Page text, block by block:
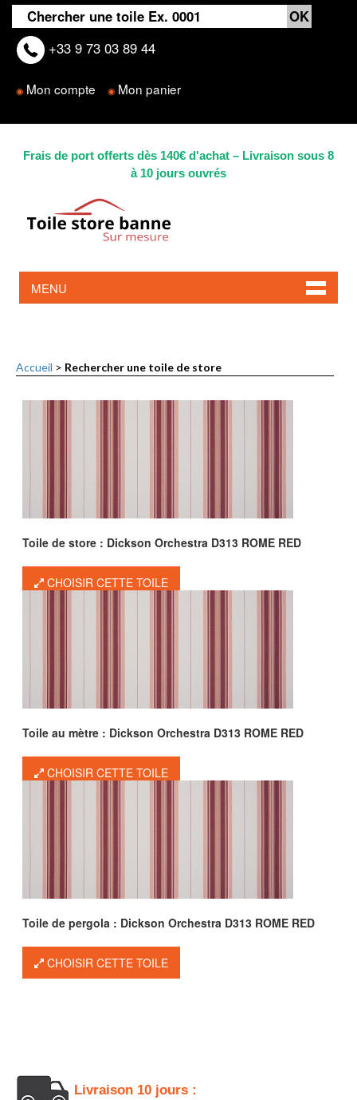
+33 9 73 03 89 44
◉ Mon compte ◉ Mon panier
Frais de port offerts dès 140€ d'achat – Livraison sous 8
à 10 jours ouvrés
MENU
Accueil > Rechercher une toile de store
Toile de store : Dickson Orchestra D313 ROME RED
CHOISIR CETTE TOILE
Toile au mètre : Dickson Orchestra D313 ROME RED
CHOISIR CETTE TOILE
Toile de pergola : Dickson Orchestra D313 ROME RED
CHOISIR CETTE TOILE
Livraison 10 jours :